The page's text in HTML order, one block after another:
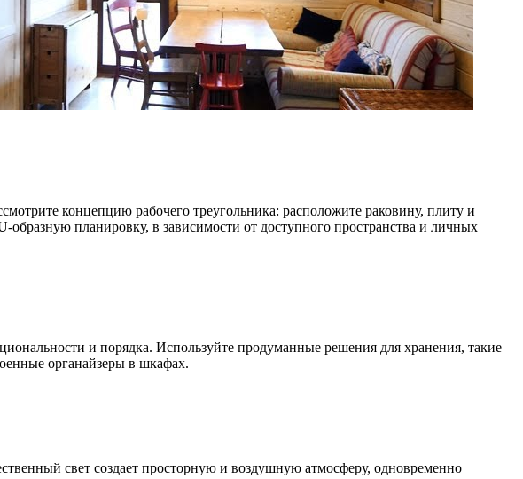
концепцию рабочего треугольника: расположите раковину, плиту и
планировку, в зависимости от доступного пространства и личных
и порядка. Используйте продуманные решения для хранения, такие
органайзеры в шкафах.
свет создает просторную и воздушную атмосферу, одновременно